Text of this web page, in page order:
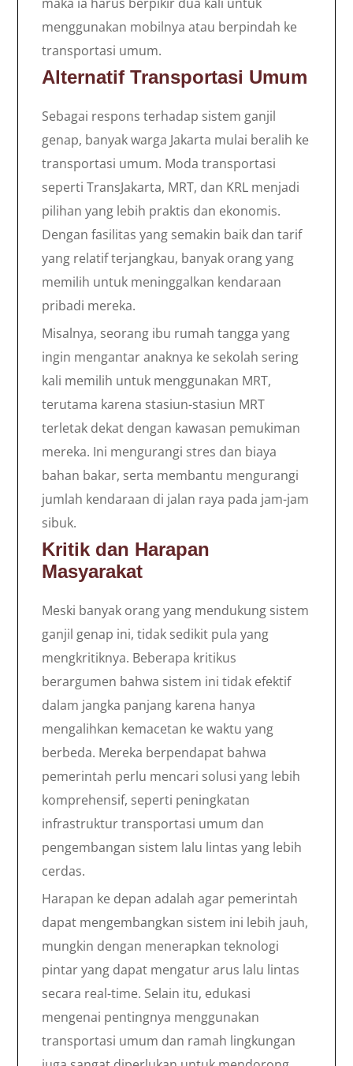
menggunakan mobilnya atau berpindah ke
transportasi umum.
Alternatif Transportasi Umum
Sebagai respons terhadap sistem ganjil
genap, banyak warga Jakarta mulai beralih ke
transportasi umum. Moda transportasi
seperti TransJakarta, MRT, dan KRL menjadi
pilihan yang lebih praktis dan ekonomis.
Dengan fasilitas yang semakin baik dan tarif
yang relatif terjangkau, banyak orang yang
memilih untuk meninggalkan kendaraan
pribadi mereka.
Misalnya, seorang ibu rumah tangga yang
ingin mengantar anaknya ke sekolah sering
kali memilih untuk menggunakan MRT,
terutama karena stasiun-stasiun MRT
terletak dekat dengan kawasan pemukiman
mereka. Ini mengurangi stres dan biaya
bahan bakar, serta membantu mengurangi
jumlah kendaraan di jalan raya pada jam-jam
sibuk.
Kritik dan Harapan
Masyarakat
Meski banyak orang yang mendukung sistem
ganjil genap ini, tidak sedikit pula yang
mengkritiknya. Beberapa kritikus
berargumen bahwa sistem ini tidak efektif
dalam jangka panjang karena hanya
mengalihkan kemacetan ke waktu yang
berbeda. Mereka berpendapat bahwa
pemerintah perlu mencari solusi yang lebih
komprehensif, seperti peningkatan
infrastruktur transportasi umum dan
pengembangan sistem lalu lintas yang lebih
cerdas.
Harapan ke depan adalah agar pemerintah
dapat mengembangkan sistem ini lebih jauh,
mungkin dengan menerapkan teknologi
pintar yang dapat mengatur arus lalu lintas
secara real-time. Selain itu, edukasi
mengenai pentingnya menggunakan
transportasi umum dan ramah lingkungan